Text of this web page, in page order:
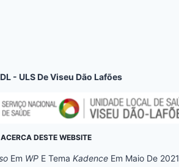
- ULS De Viseu Dão Lafões
ACERCA DESTE WEBSITE
Em WP E Tema Kadence Em Maio De 2021